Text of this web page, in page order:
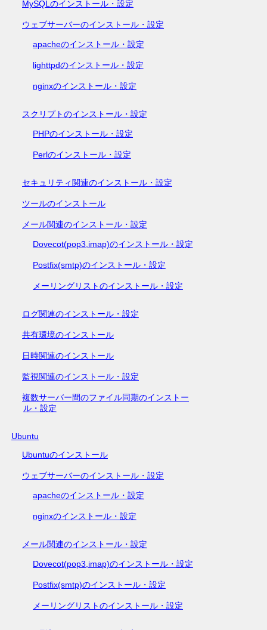
MySQLのインストール・設定
ウェブサーバーのインストール・設定
apacheのインストール・設定
lighttpdのインストール・設定
nginxのインストール・設定
スクリプトのインストール・設定
PHPのインストール・設定
Perlのインストール・設定
セキュリティ関連のインストール・設定
ツールのインストール
メール関連のインストール・設定
Dovecot(pop3,imap)のインストール・設定
Postfix(smtp)のインストール・設定
メーリングリストのインストール・設定
ログ関連のインストール・設定
共有環境のインストール
日時関連のインストール
監視関連のインストール・設定
複数サーバー間のファイル同期のインストー
ル・設定
Ubuntu
Ubuntuのインストール
ウェブサーバーのインストール・設定
apacheのインストール・設定
nginxのインストール・設定
メール関連のインストール・設定
Dovecot(pop3,imap)のインストール・設定
Postfix(smtp)のインストール・設定
メーリングリストのインストール・設定